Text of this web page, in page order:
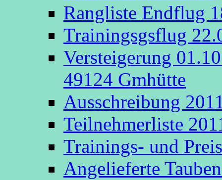
Rangliste Endflug
Trainingsgsflug
Versteigerung
49124 Gmhütte
Ausschreibung
Teilnehmerliste
Trainings- und
Angelieferte